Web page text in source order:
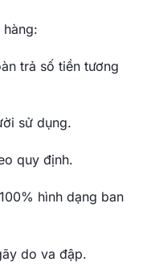
trả số tiền tương
sử dụng.
quy định.
hình dạng ban
do va đập.